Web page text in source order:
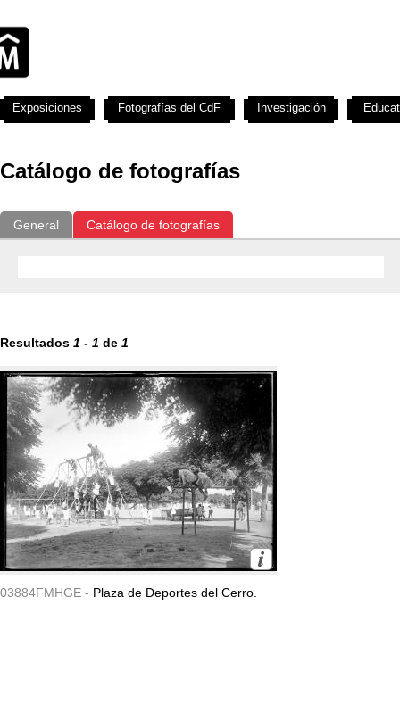
Catálogo de fotografías
General Catálogo de fotografías
Resultados 1 - 1 de 1
03884FMHGE - Plaza de Deportes del Cerro.
Exposiciones Fotografías del CdF Investigación